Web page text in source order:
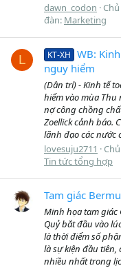
dawn_codon
đàn: Marketing
L KT-XH
WB:
nguy hiểm
(Dân trí) - Kinh tế
hiểm vào mùa Thu
nợ công chồng
Zoellick cảnh báo.
lãnh đạo các nước
lovesuju2711
Tin tức tổng hợp
Tam giác
Minh họa tam giác
Quỷ bắt đầu vào
là thời điểm số
là sự kiện đầu
nhiều nhất trong